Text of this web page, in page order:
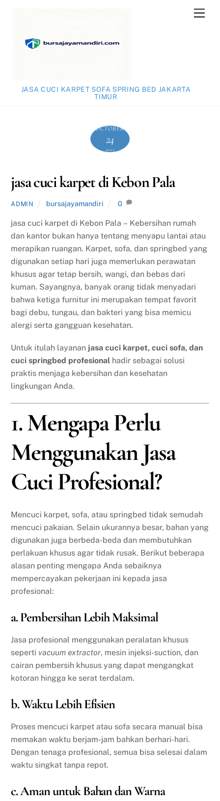
JASA CUCI KARPET SOFA SPRING BED JAKARTA
TIMUR
OCTOBER
24
2025
jasa cuci karpet di Kebon Pala
ADMIN bursajayamandiri 0
jasa cuci karpet di Kebon Pala – Kebersihan rumah
dan kantor bukan hanya tentang menyapu lantai atau
merapikan ruangan. Karpet, sofa, dan springbed yang
digunakan setiap hari juga memerlukan perawatan
khusus agar tetap bersih, wangi, dan bebas dari
kuman. Sayangnya, banyak orang tidak menyadari
bahwa ketiga furnitur ini merupakan tempat favorit
bagi debu, tungau, dan bakteri yang bisa memicu
alergi serta gangguan kesehatan.
Untuk itulah layanan jasa cuci karpet, cuci sofa, dan
cuci springbed profesional hadir sebagai solusi
praktis menjaga kebersihan dan kesehatan
lingkungan Anda.
1. Mengapa Perlu
Menggunakan Jasa
Cuci Profesional?
Mencuci karpet, sofa, atau springbed tidak semudah
mencuci pakaian. Selain ukurannya besar, bahan yang
digunakan juga berbeda-beda dan membutuhkan
perlakuan khusus agar tidak rusak. Berikut beberapa
alasan penting mengapa Anda sebaiknya
mempercayakan pekerjaan ini kepada jasa
profesional:
a. Pembersihan Lebih Maksimal
Jasa profesional menggunakan peralatan khusus
seperti vacuum extractor, mesin injeksi-suction, dan
cairan pembersih khusus yang dapat mengangkat
kotoran hingga ke serat terdalam.
b. Waktu Lebih Efisien
Proses mencuci karpet atau sofa secara manual bisa
memakan waktu berjam-jam bahkan berhari-hari.
Dengan tenaga profesional, semua bisa selesai dalam
waktu singkat tanpa repot.
c. Aman untuk Bahan dan Warna